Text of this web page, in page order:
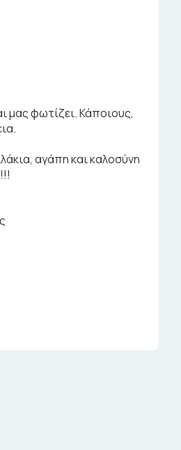
μας φωτίζει. Κάποιους,
αγάπη και καλοσύνη